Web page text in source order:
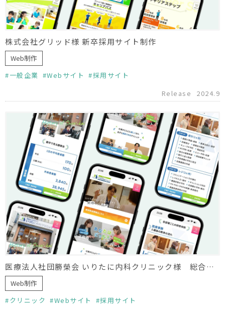
株式会社グリッド様 新卒採用サイト制作
Web制作
一般企業
Webサイト
採用サイト
Release
2024.9
医療法人社団勝榮会 いりたに内科クリニック様 総合採用サイトフルリニューアル
Web制作
クリニック
Webサイト
採用サイト